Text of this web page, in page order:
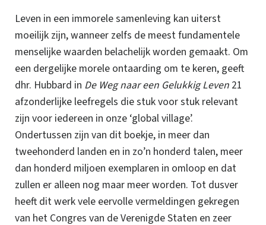
Leven in een immorele samenleving kan uiterst
moeilijk zijn, wanneer zelfs de meest fundamentele
menselijke waarden belachelijk worden gemaakt. Om
een dergelijke morele ontaarding om te keren, geeft
dhr. Hubbard in De Weg naar een Gelukkig Leven 21
afzonderlijke leefregels die stuk voor stuk relevant
zijn voor iedereen in onze ‘global village’.
Ondertussen zijn van dit boekje, in meer dan
tweehonderd landen en in zo’n honderd talen, meer
dan honderd miljoen exemplaren in omloop en dat
zullen er alleen nog maar meer worden. Tot dusver
heeft dit werk vele eervolle vermeldingen gekregen
van het Congres van de Verenigde Staten en zeer